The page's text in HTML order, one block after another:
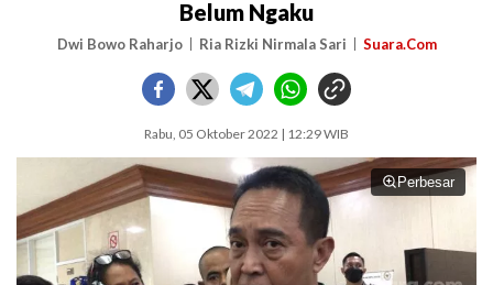
Belum Ngaku
Dwi Bowo Raharjo Ria Rizki Nirmala Sari Suara.Com
Rabu, 05 Oktober 2022 | 12:29 WIB
Perbesar